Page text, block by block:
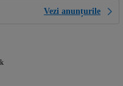
Vezi anunțurile